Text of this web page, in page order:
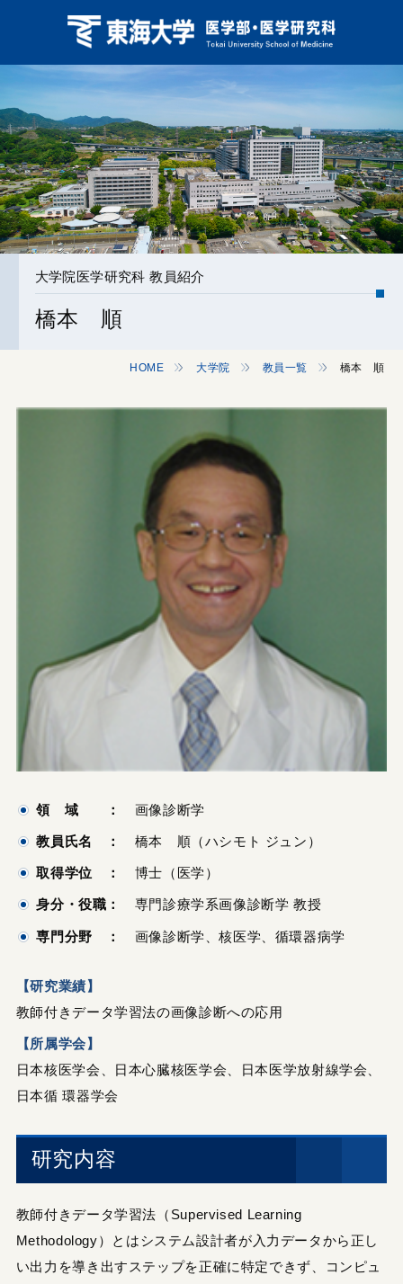
大学院医学研究科 教員紹介
橋本 順
HOME 大学院 教員一覧 橋本 順
領 域 ： 画像診断学
教員氏名 ： 橋本 順（ハシモト ジュン）
取得学位 ： 博士（医学）
身分・役職： 専門診療学系画像診断学 教授
専門分野 ： 画像診断学、核医学、循環器病学
【研究業績】
教師付きデータ学習法の画像診断への応用
【所属学会】
日本核医学会、日本心臓核医学会、日本医学放射線学会、
日本循 環器学会
研究内容
教師付きデータ学習法（Supervised Learning
Methodology）とはシステム設計者が入力データから正し
い出力を導き出すステップを正確に特定できず、コンピュ